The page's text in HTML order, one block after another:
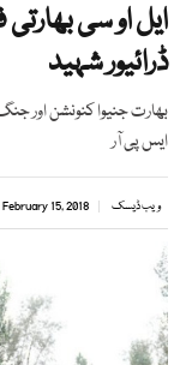
ایل او سی
ڈرائیور شہید
بھارت جنیوا کنونشن اور
ایس پی آر
ویب ڈیسک February 15, 2018